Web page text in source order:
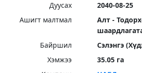
Дуусах
2040-08-25
Ашигт малтмал
Алт -
Байршил
Сэлэнгэ
Хэмжээ
35.05 га